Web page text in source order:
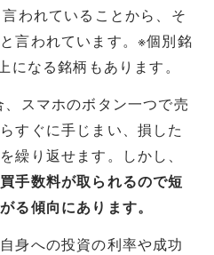
言われていることから、そ
言われています。※個別銘
なる銘柄もあります。
スマホのボタン一つで売
すぐに手じまい、損した
繰り返せます。しかし、
手数料が取られるので短
る傾向にあります。
身への投資の利率や成功